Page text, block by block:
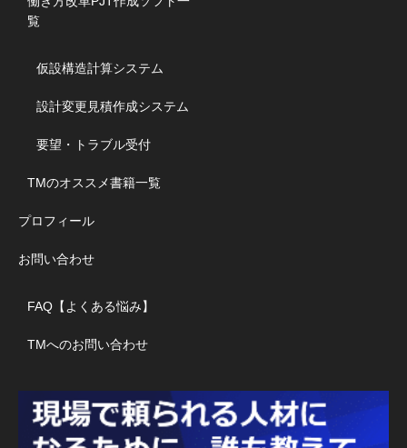
覧
仮設構造計算システム
設計変更見積作成システム
要望・トラブル受付
TMのオススメ書籍一覧
プロフィール
お問い合わせ
FAQ【よくある悩み】
TMへのお問い合わせ